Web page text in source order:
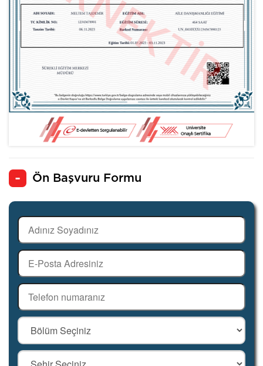
Ön Başvuru Formu